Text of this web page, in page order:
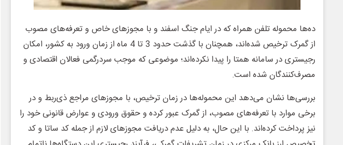
ده‌ها محموله تلفن همراه که در ایام جنگ اسفند و با مجوزهای خاص و تعرفه‌های مصوب
از گمرک ترخیص شده‌اند، همچنان با گذشت حدود 3 تا 4 ماه از زمان ورود به کشور، امکان
رجیستری در سامانه همتا را پیدا نکرده‌اند؛ موضوعی که موجب سردرگمی فعالان اقتصادی و
مصرف‌کنندگان شده است.
بررسی‌ها نشان می‌دهد این محموله‌ها در زمان ترخیص، با مجوزهای مراجع ذی‌ربط و در
برخی موارد با تعرفه‌های مصوب، از گمرک عبور کرده و حقوق ورودی و عوارض قانونی خود را
نیز پرداخت کرده‌اند. با این حال، به دلیل عدم دریافت مجوزهای لازم از جمله کد ساتا و کد